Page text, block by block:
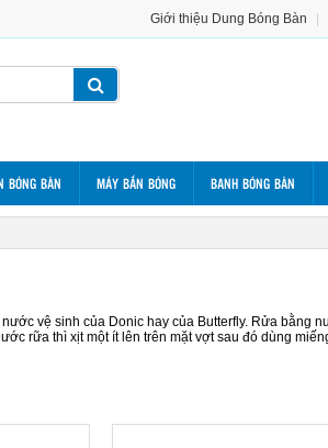
Giới thiệu Dung Bóng Bàn
BÓNG BÀN MÁY BẮN BÓNG BANH BÓNG BÀN
vệ sinh của Donic hay của Butterfly. Rửa bằng
rữa thì xịt một ít lên trên mặt vợt sau đó dùng